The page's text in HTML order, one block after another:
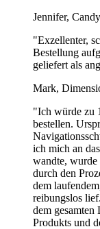
Jennifer,
"Exzellenter,
Bestellung
geliefert als
Mark,
"Ich würde zu
bestellen.
ich mich an
wandte, wurde
durch den
dem
reibungslos
dem gesamten
Produkts und